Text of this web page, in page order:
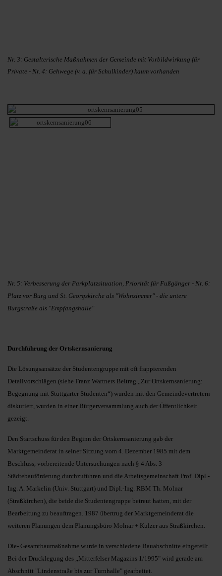
Nr. 3: Gestalterische Maßnahmen der Gemeinde mit Vorbildwirkung für
Private - Nr. 4: Gehwege (v. a. für Schulkinder) kaum vorhanden
Nr. 5: Verbesserung der Parkplatzsituation, Priorität für Fußgänger - Nr. 6:
Platz vor Burg und St. Georgskirche als "Wohnzimmer" - die untere
Burgstraße als "Empfangshalle"
Durchführung der Ortskernsanierung
Die Lösungsansätze der Studentengruppe mit oft frappierenden
Detailvorschlägen (siehe Franz Wartners Beitrag „Zur Ortskernsanierung:
Begegnung mit Stuttgarter Studenten“) wurden mit den Gemeindevertretern
diskutiert, wurden in einer Bürgerversammlung auch der Öffentlichkeit
gezeigt.
Den Startschuss für den Beginn der Ortskernsanierung gab der
Marktgemeinderat in seiner Sitzung vom 4. Dezember 1985 mit dem
Beschluss, vorbereitende Untersuchungen nach § 4 Abs. 3
Städtebauförderung durchzuführen und die Arbeitsgemeinschaft Prof. Dipl.-
Ing. A. Markelin (Univ. Stuttgart) und Dipl.-Ing. RBM Th. Molnar
(Straßkirchen), die beide die Studentengruppe betreut hatten, mit der
Bearbeitung zu beauftragen. 1987 übertrug der Marktgemeinderat die
weiteren Planungen dem Planungsbüro Molnar + Kulzer aus Straßkirchen.
Die- Gesamtbaumaßnahme wurde in verschiedene Bauabschnitte eingeteilt.
Bei der Drucklegung des „Mitterfelser Magazins 1/1995" wird gerade am
Abschnitt "Lindenstraße bis zur Turnhalle" gearbeitet.